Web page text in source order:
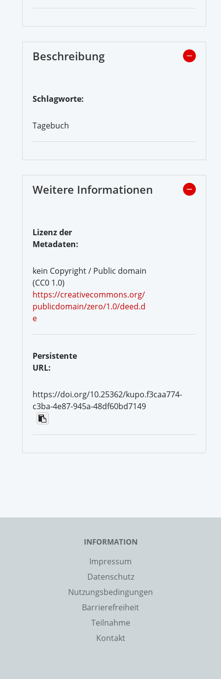
Beschreibung
Schlagworte:
Tagebuch
Weitere Informationen
Lizenz der
Metadaten:
kein Copyright / Public domain
(CC0 1.0)
https://creativecommons.org/
publicdomain/zero/1.0/deed.d
e
Persistente
URL:
https://doi.org/10.25362/kupo.f3caa774-
c3ba-4e87-945a-48df60bd7149
INFORMATION
Impressum
Datenschutz
Nutzungsbedingungen
Barrierefreiheit
Teilnahme
Kontakt